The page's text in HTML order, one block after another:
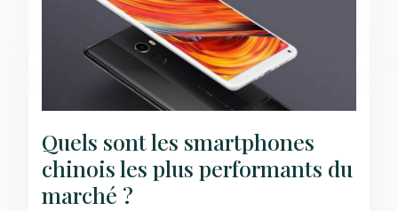
Quels sont les smartphones
chinois les plus performants du
marché ?